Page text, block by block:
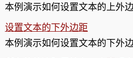
本例演示如何设置文本的上外
设置文本的下外边距
本例演示如何设置文本的下外